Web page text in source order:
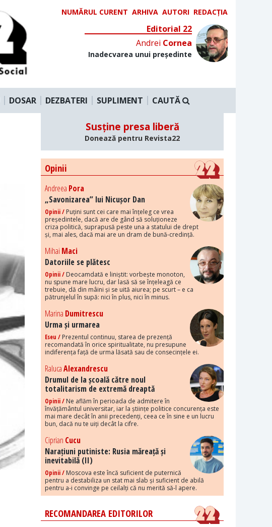
NUMĂRUL CURENT ARHIVA AUTORI REDACȚIA
Editorial 22
Andrei Cornea
Inadecvarea unui președinte
DOSAR DEZBATERI SUPLIMENT CAUTĂ
Susține presa liberă
Donează pentru Revista22
Opinii
Andreea Pora
„Savonizarea” lui Nicușor Dan
Opinii / Puțini sunt cei care mai înțeleg ce vrea
președintele, dacă are de gând să soluționeze
criza politică, suprapusă peste una a statului de drept
și, mai ales, dacă mai are un dram de bună-credință.
Mihai Maci
Datoriile se plătesc
Opinii / Deocamdată e liniștit: vorbește monoton,
nu spune mare lucru, dar lasă să se înțeleagă ce
trebuie, dă din mâini și se uită aiurea; pe scurt – e ca
pătrunjelul în supă: nici în plus, nici în minus.
Marina Dumitrescu
Urma și urmarea
Eseu / Prezentul continuu, starea de prezență
recomandată în orice spiritualitate, nu presupune
indiferența față de urma lăsată sau de consecințele ei.
RalucaAlexandrescu
Drumul de la școală către noul
totalitarism de extremă dreaptă
Opinii / Ne aflăm în perioada de admitere în
învățământul universitar, iar la științe politice concurența este
mai mare decât în anii precedenți, ceea ce în sine e un lucru
bun, dacă nu te uiți decât la cifre.
Ciprian Cucu
Narațiuni putiniste: Rusia măreață și
inevitabilă (II)
Opinii / Moscova este încă suficient de puternică
pentru a destabiliza un stat mai slab și suficient de abilă
pentru a-i convinge pe ceilalți că nu merită să-l apere.
RECOMANDAREA EDITORILOR